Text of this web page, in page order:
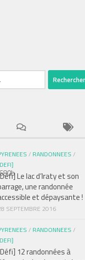
/ RANDONNEES /
Le lac d’Iraty et son
une randonnée
et dépaysante !
SEPTEMBRE 2016
/ RANDONNEES /
12 randonnées à